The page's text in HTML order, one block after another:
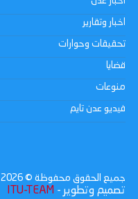
اخبار وتقارير
تحقيقات وحوارات
قضايا
منوعات
فيديو عدن تايم
جميع الحقوق محفوظة © 2026
تصميم وتطوير - ITU-TEAM